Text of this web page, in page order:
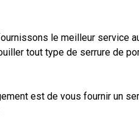
le meilleur service
tout type de serrure de
est de vous fournir un